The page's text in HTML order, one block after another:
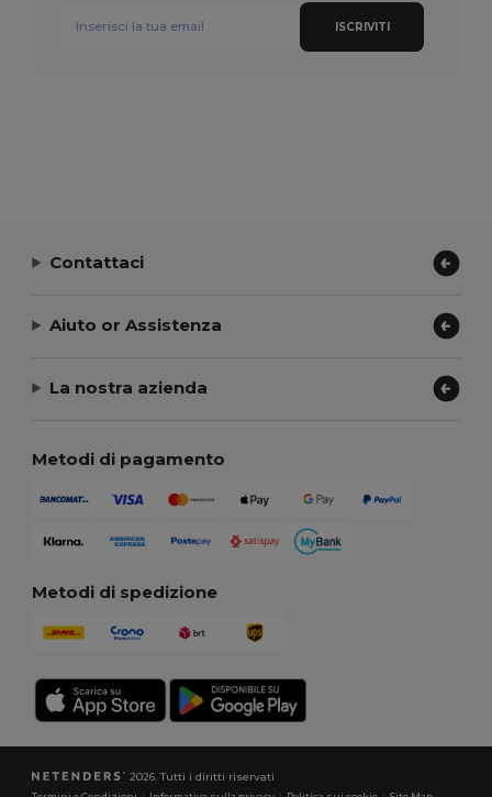
ISCRIVITI
Contattaci
Aiuto or Assistenza
La nostra azienda
Metodi di pagamento
Metodi di spedizione
2026. Tutti i diritti riservati